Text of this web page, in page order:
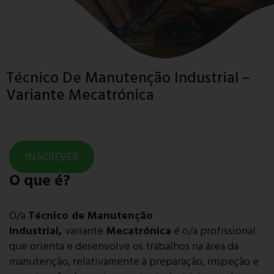
Técnico De Manutenção Industrial –
Variante Mecatrónica
INSCREVER
O que é?
O/a Técnico de Manutenção
Industrial, variante Mecatrónica é o/a profissional
que orienta e desenvolve os trabalhos na área da
manutenção, relativamente à preparação, inspeção e